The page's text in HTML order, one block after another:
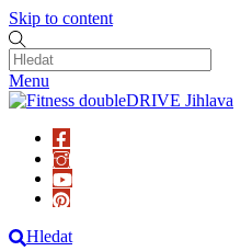
Skip to content
Menu
Hledat